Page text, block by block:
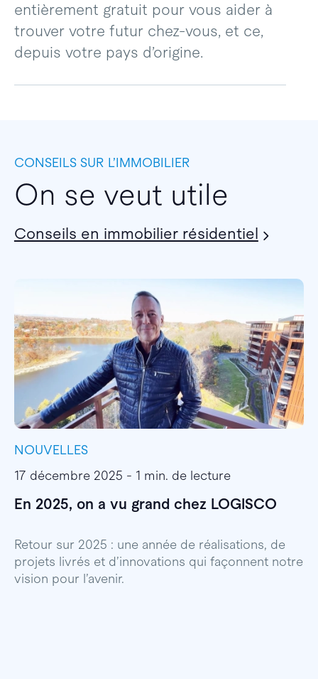
entièrement gratuit pour vous aider à
trouver votre futur chez-vous, et ce,
depuis votre pays d’origine.
CONSEILS SUR L’IMMOBILIER
On se veut utile
Conseils en immobilier résidentiel
NOUVELLES
17 décembre 2025 - 1 min. de lecture
En 2025, on a vu grand chez LOGISCO
Retour sur 2025 : une année de réalisations, de
projets livrés et d’innovations qui façonnent notre
vision pour l’avenir.